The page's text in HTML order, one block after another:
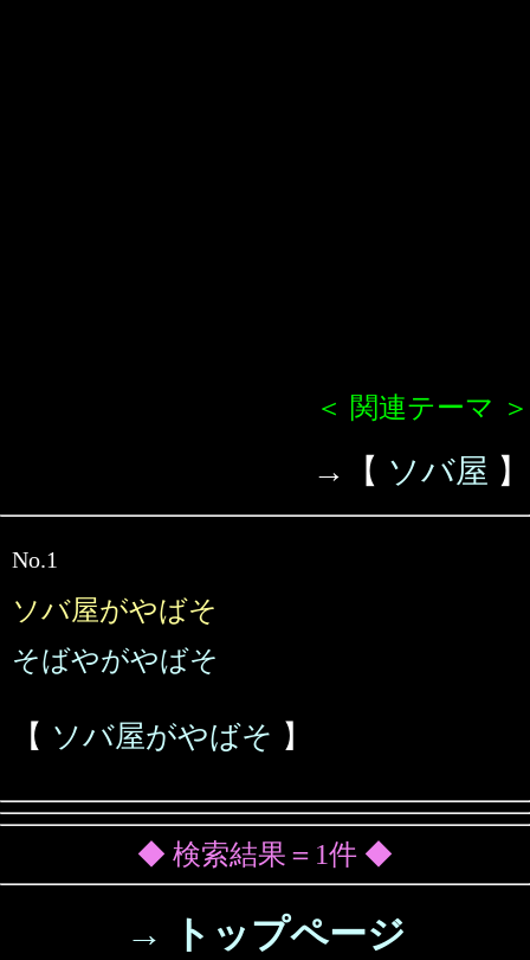
＜ 関連テーマ ＞
→【 ソバ屋 】
No.1
ソバ屋がやばそ
そばやがやばそ
【 ソバ屋がやばそ 】
◆ 検索結果＝1件 ◆
→ トップページ